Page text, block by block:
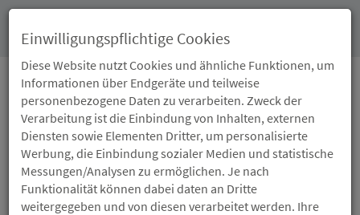
SEMINAR: WIE ERSTELLE
ICH MEINEN
GESCHÄFTSPLAN?
Einwilligungspflichtige Cookies
Diese Website nutzt Cookies und ähnliche Funktionen, um
Informationen über Endgeräte und teilweise
personenbezogene Daten zu verarbeiten. Zweck der
Verarbeitung ist die Einbindung von Inhalten, externen
Diensten sowie Elementen Dritter, um personalisierte
Werbung, die Einbindung sozialer Medien und statistische
Messungen/Analysen zu ermöglichen. Je nach
Funktionalität können dabei daten an Dritte
weitergegeben und von diesen verarbeitet werden. Ihre